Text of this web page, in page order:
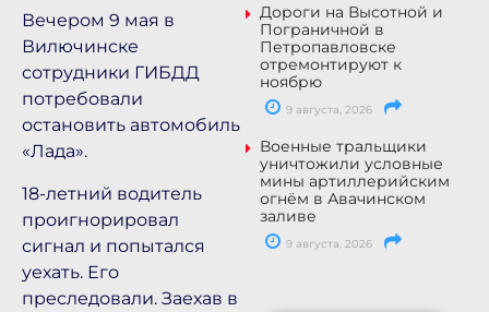
Вечером 9 мая в
Вилючинске
сотрудники ГИБДД
потребовали
остановить автомобиль
«Лада».
18-летний водитель
проигнорировал
сигнал и попытался
уехать. Его
преследовали. Заехав в
Дороги на Высотной и
Пограничной в
Петропавловске
отремонтируют к
ноябрю
9 августа, 2026
Военные тральщики
уничтожили условные
мины артиллерийским
огнём в Авачинском
заливе
9 августа, 2026